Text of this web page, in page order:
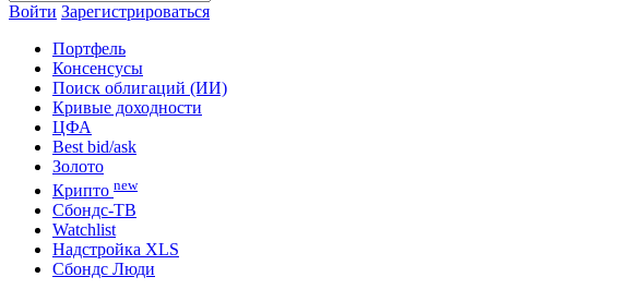
Войти Зарегистрироваться
Портфель
Консенсусы
Поиск облигаций (ИИ)
Кривые доходности
ЦФА
Best bid/ask
Золото
Криптоnew
Сбондс-ТВ